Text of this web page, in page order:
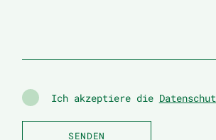
Ich akzeptiere die